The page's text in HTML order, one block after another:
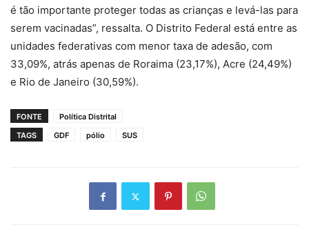
é tão importante proteger todas as crianças e levá-las para
serem vacinadas”, ressalta. O Distrito Federal está entre as
unidades federativas com menor taxa de adesão, com
33,09%, atrás apenas de Roraima (23,17%), Acre (24,49%)
e Rio de Janeiro (30,59%).
FONTE
Política Distrital
TAGS
GDF pólio SUS